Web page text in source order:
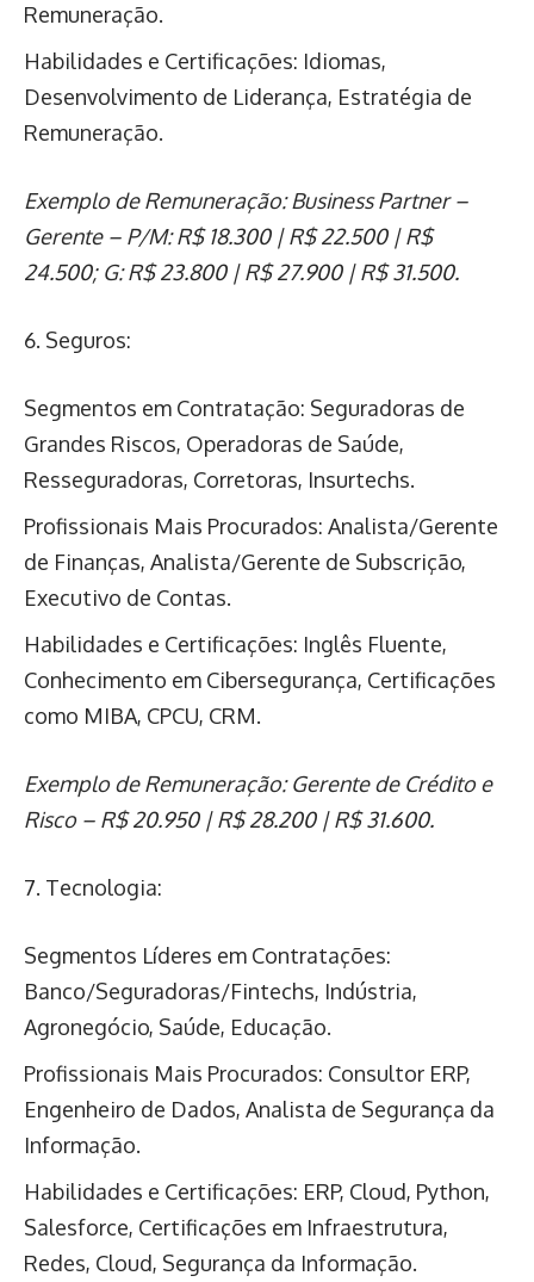
Remuneração.
Habilidades e Certificações: Idiomas,
Desenvolvimento de Liderança, Estratégia de
Remuneração.
Exemplo de Remuneração: Business Partner –
Gerente – P/M: R$ 18.300 | R$ 22.500 | R$
24.500; G: R$ 23.800 | R$ 27.900 | R$ 31.500.
6. Seguros:
Segmentos em Contratação: Seguradoras de
Grandes Riscos, Operadoras de Saúde,
Resseguradoras, Corretoras, Insurtechs.
Profissionais Mais Procurados: Analista/Gerente
de Finanças, Analista/Gerente de Subscrição,
Executivo de Contas.
Habilidades e Certificações: Inglês Fluente,
Conhecimento em Cibersegurança, Certificações
como MIBA, CPCU, CRM.
Exemplo de Remuneração: Gerente de Crédito e
Risco – R$ 20.950 | R$ 28.200 | R$ 31.600.
7. Tecnologia:
Segmentos Líderes em Contratações:
Banco/Seguradoras/Fintechs, Indústria,
Agronegócio, Saúde, Educação.
Profissionais Mais Procurados: Consultor ERP,
Engenheiro de Dados, Analista de Segurança da
Informação.
Habilidades e Certificações: ERP, Cloud, Python,
Salesforce, Certificações em Infraestrutura,
Redes, Cloud, Segurança da Informação.